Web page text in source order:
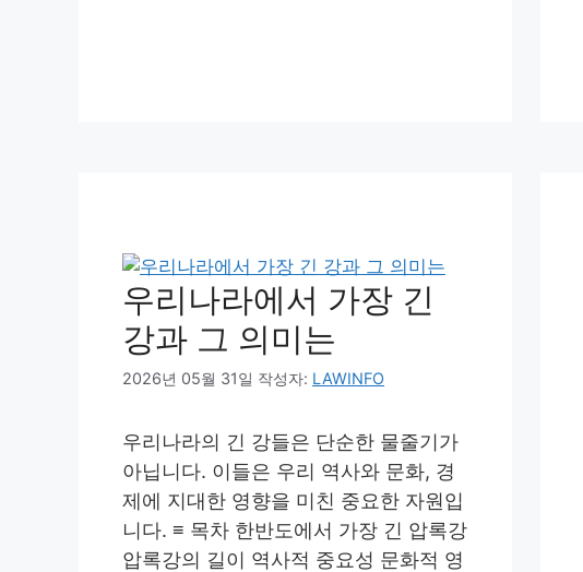
우리나라에서 가장 긴
강과 그 의미는
2026년 05월 31일 작성자: LAWINFO
우리나라의 긴 강들은 단순한 물줄기가
아닙니다. 이들은 우리 역사와 문화, 경
제에 지대한 영향을 미친 중요한 자원입
니다. ≡ 목차 한반도에서 가장 긴 압록강
압록강의 길이 역사적 중요성 문화적 영